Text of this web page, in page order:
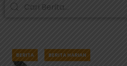
BERITA BERITA HARIAN